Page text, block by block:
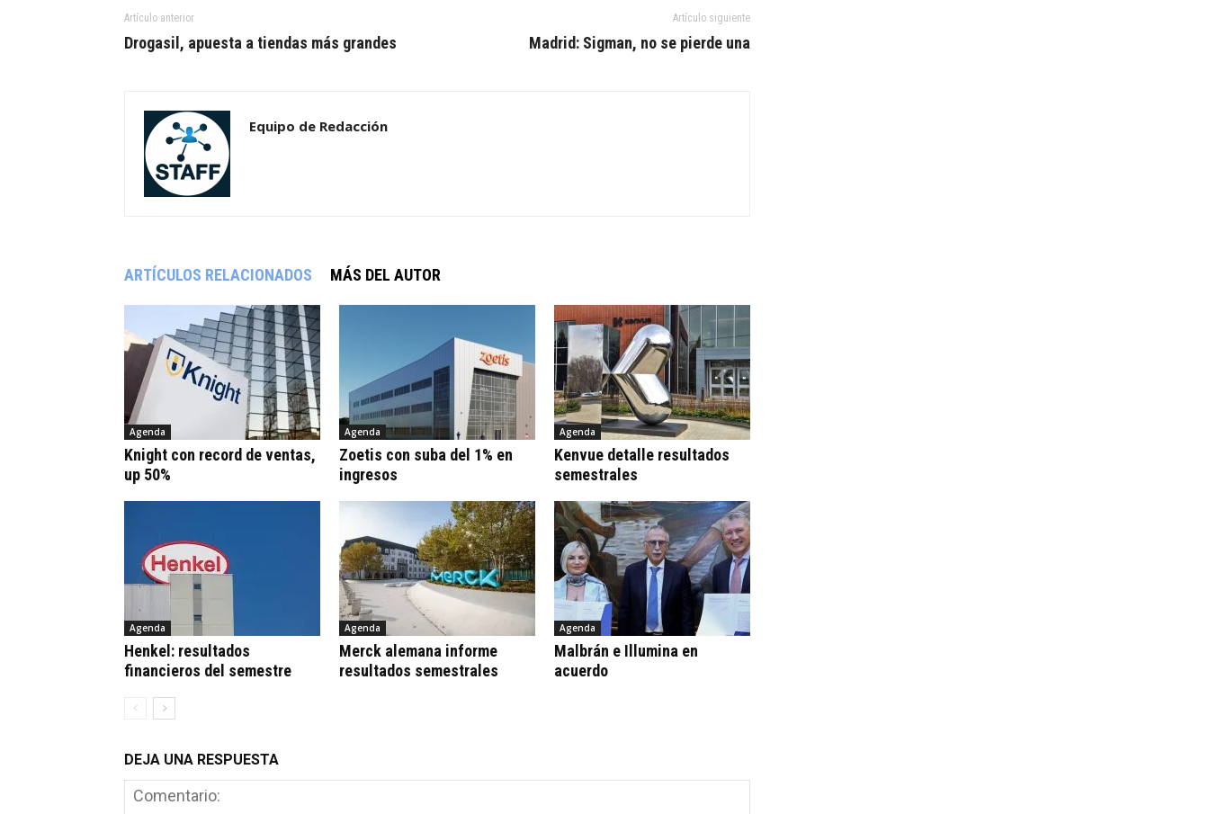
Artículo anterior
Drogasil, apuesta a tiendas más grandes
Artículo siguiente
Madrid: Sigman, no se pierde una
Equipo de Redacción
ARTÍCULOS RELACIONADOS MÁS DEL AUTOR
Agenda
Knight con record de ventas,
up 50%
Agenda
Zoetis con suba del 1% en
ingresos
Agenda
Kenvue detalle resultados
semestrales
Agenda
Henkel: resultados
financieros del semestre
Agenda
Merck alemana informe
resultados semestrales
Agenda
Malbrán e Illumina en
acuerdo
DEJA UNA RESPUESTA